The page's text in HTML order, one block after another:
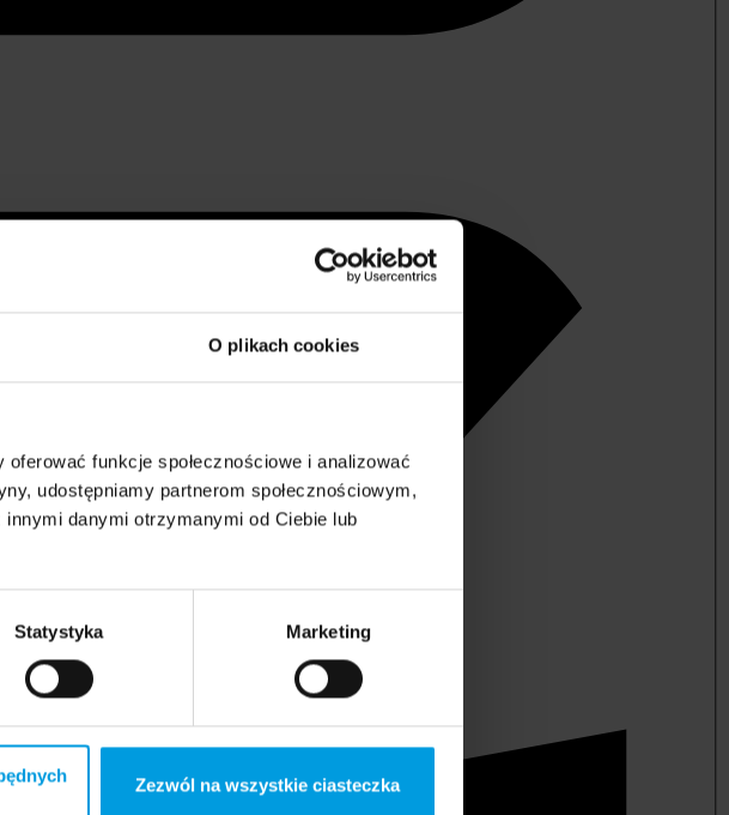
O plikach cookies
funkcje społecznościowe i analizować
udostępniamy partnerom społecznościowym,
danymi otrzymanymi od Ciebie lub
Statystyka Marketing
Zezwól na wszystkie ciasteczka